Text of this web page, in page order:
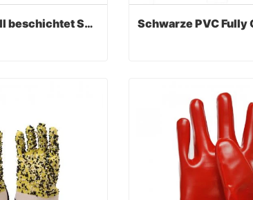
Rotes PVC voll beschichtet Smooth Finish
Contact Now